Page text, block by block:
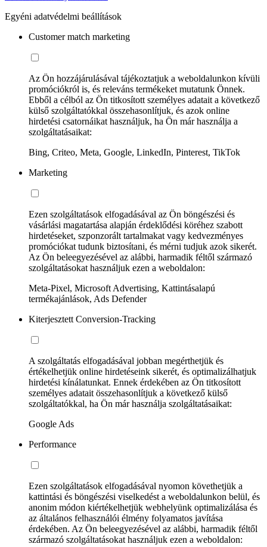
Egyéni adatvédelmi beállítások
Customer match marketing
Az Ön hozzájárulásával tájékoztatjuk a weboldalunkon kívüli
promóciókról is, és releváns termékeket mutatunk Önnek.
Ebből a célból az Ön titkosított személyes adatait a következő
külső szolgáltatókkal összehasonlítjuk, és azok online
hirdetési csatornáikat használjuk, ha Ön már használja a
szolgáltatásaikat:
Bing, Criteo, Meta, Google, LinkedIn, Pinterest, TikTok
Marketing
Ezen szolgáltatások elfogadásával az Ön böngészési és
vásárlási magatartása alapján érdeklődési köréhez szabott
hirdetéseket, szponzorált tartalmakat vagy kedvezményes
promóciókat tudunk biztosítani, és mérni tudjuk azok sikerét.
Az Ön beleegyezésével az alábbi, harmadik féltől származó
szolgáltatásokat használjuk ezen a weboldalon:
Meta-Pixel, Microsoft Advertising, Kattintásalapú
termékajánlások, Ads Defender
Kiterjesztett Conversion-Tracking
A szolgáltatás elfogadásával jobban megérthetjük és
értékelhetjük online hirdetéseink sikerét, és optimalizálhatjuk
hirdetési kínálatunkat. Ennek érdekében az Ön titkosított
személyes adatait összehasonlítjuk a következő külső
szolgáltatókkal, ha Ön már használja szolgáltatásaikat:
Google Ads
Performance
Ezen szolgáltatások elfogadásával nyomon követhetjük a
kattintási és böngészési viselkedést a weboldalunkon belül, és
anonim módon kiértékelhetjük webhelyünk optimalizálása és
az általános felhasználói élmény folyamatos javítása
érdekében. Az Ön beleegyezésével az alábbi, harmadik féltől
származó szolgáltatásokat használjuk ezen a weboldalon: